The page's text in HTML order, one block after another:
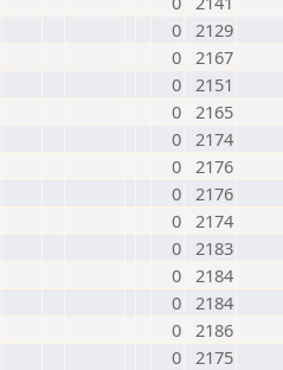
0 2129
0 2167
0 2151
0 2165
0 2174
0 2176
0 2176
0 2174
0 2183
0 2184
0 2184
0 2186
0 2175